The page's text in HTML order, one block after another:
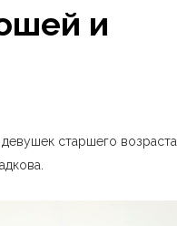
и
старшего возраста.